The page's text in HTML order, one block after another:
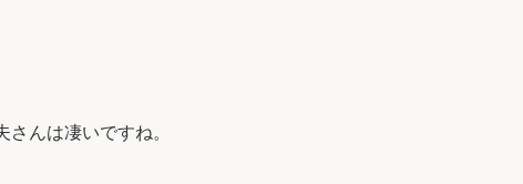
んは凄いですね。